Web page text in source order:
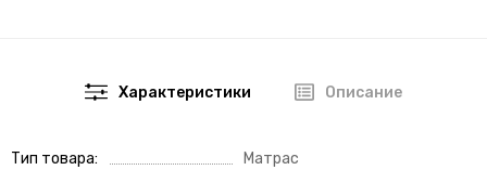
Характеристики Описание
Тип товара Матрас